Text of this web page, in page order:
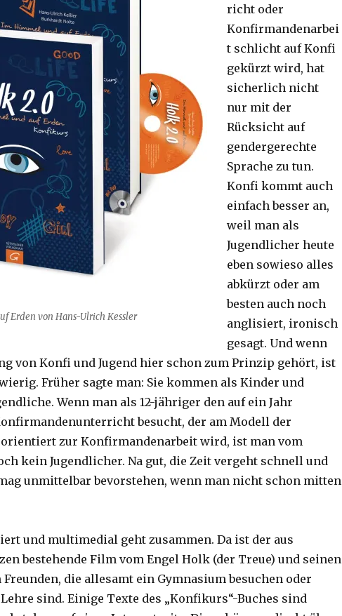
Erden von Hans-Ulrich Kessler
richt oder
Konfirmandenarbei
t schlicht auf Konfi
gekürzt wird, hat
sicherlich nicht
nur mit der
Rücksicht auf
gendergerechte
Sprache zu tun.
Konfi kommt auch
einfach besser an,
weil man als
Jugendlicher heute
eben sowieso alles
abkürzt oder am
besten auch noch
anglisiert, ironisch
gesagt. Und wenn
von Konfi und Jugend hier schon zum Prinzip gehört, ist
Früher sagte man: Sie kommen als Kinder und
Wenn man als 12-jähriger den auf ein Jahr
besucht, der am Modell der
orientiert zur Konfirmandenarbeit wird, ist man vom
kein Jugendlicher. Na gut, die Zeit vergeht schnell und
unmittelbar bevorstehen, wenn man nicht schon mitten
und multimedial geht zusammen. Da ist der aus
bestehende Film vom Engel Holk (der Treue) und seinen
die allesamt ein Gymnasium besuchen oder
sind. Einige Texte des „Konfikurs“-Buches sind